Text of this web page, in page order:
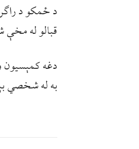
د ځمکو د
قبالو له
دغه
به له شخصي